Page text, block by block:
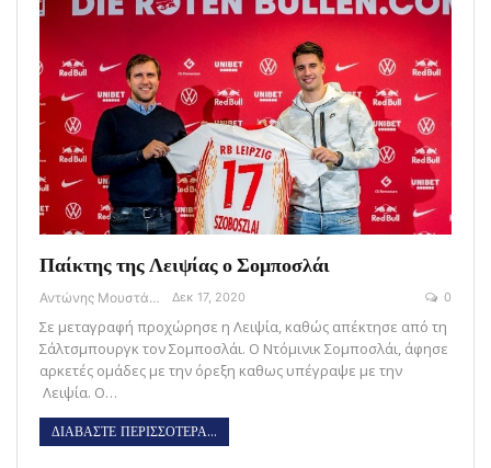
Παίκτης της Λειψίας ο Σομποσλάι
Αντώνης Μουστάκας Δεκ 17, 2020 0
Σε μεταγραφή προχώρησε η Λειψία, καθώς απέκτησε από τη
Σάλτσμπουργκ τον Σομποσλάι. Ο Ντόμινικ Σομποσλάι, άφησε
αρκετές ομάδες με την όρεξη καθως υπέγραψε με την
Λειψία. Ο…
ΔΙΑΒΑΣΤΕ ΠΕΡΙΣΣΟΤΕΡΑ...